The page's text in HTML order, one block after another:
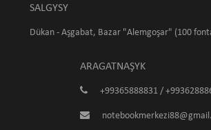
SALGYSY
Dükan - Aşgabat, Bazar "Alemgoşar" (100
ARAGATNAŞYK
+99365888831 /